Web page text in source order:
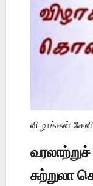
விழாக்கள்
வரலாற்றுச்
சுற்றுலா